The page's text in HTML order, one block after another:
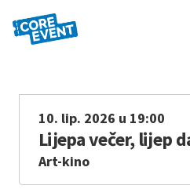
10. lip. 2026 u 19:00
Lijepa večer, lijep
Art-kino